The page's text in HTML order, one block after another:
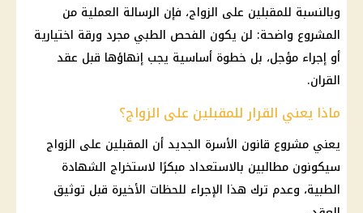
وبالنسبة للمقبلين على الزواج، فإن الرسالة العملية من
المشروع واضحة: لن يكون الفحص الطبي مجرد ورقة اختيارية
أو إجراء مؤجل، بل خطوة أساسية يجب إنهاؤها قبل عقد
القران.
ماذا يعني القرار للمقبلين على الزواج؟
يعني مشروع قانون الأسرة الجديد أن المقبلين على الزواج
سيكونون مطالبين بالاستعداد مبكرًا لاستخراج الشهادة
الطبية، وعدم ترك هذا الإجراء للحظات الأخيرة قبل توثيق